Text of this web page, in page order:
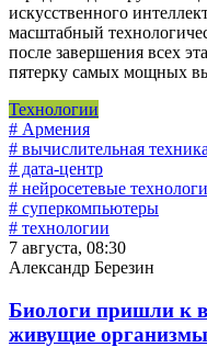
искусственного
масштабный
после завершения всех
пятерку самых мощных
Технологии
# Армения
# вычислительная техника
# дата-центр
# нейросетевые
# суперкомпьютеры
# технологии
7 августа, 08:30
Александр Березин
Биологи пришли к
живущие